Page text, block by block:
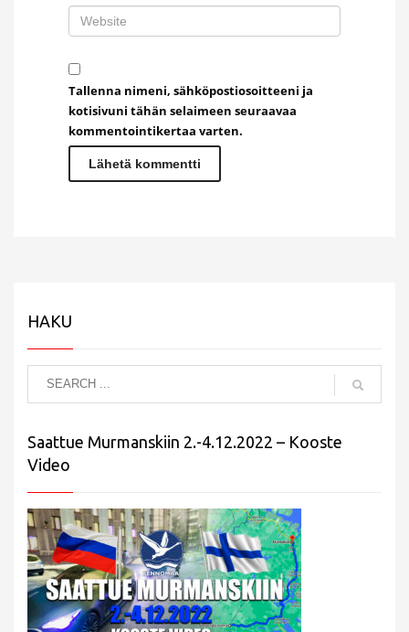
Tallenna nimeni, sähköpostiosoitteeni ja
kotisivuni tähän selaimeen seuraavaa
kommentointikertaa varten.
HAKU
Saattue Murmanskiin 2.-4.12.2022 – Kooste
Video